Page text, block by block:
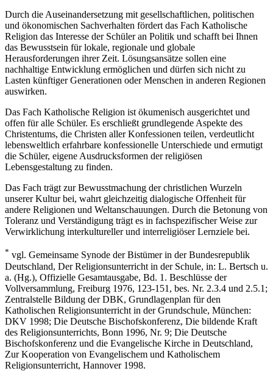
Durch die Auseinandersetzung mit gesellschaftlichen, politischen
und ökonomischen Sachverhalten fördert das Fach Katholische
Religion das Interesse der Schüler an Politik und schafft bei Ihnen
das Bewusstsein für lokale, regionale und globale
Herausforderungen ihrer Zeit. Lösungsansätze sollen eine
nachhaltige Entwicklung ermöglichen und dürfen sich nicht zu
Lasten künftiger Generationen oder Menschen in anderen Regionen
auswirken.
Das Fach Katholische Religion ist ökumenisch ausgerichtet und
offen für alle Schüler. Es erschließt grundlegende Aspekte des
Christentums, die Christen aller Konfessionen teilen, verdeutlicht
lebensweltlich erfahrbare konfessionelle Unterschiede und ermutigt
die Schüler, eigene Ausdrucksformen der religiösen
Lebensgestaltung zu finden.
Das Fach trägt zur Bewusstmachung der christlichen Wurzeln
unserer Kultur bei, wahrt gleichzeitig dialogische Offenheit für
andere Religionen und Weltanschauungen. Durch die Betonung von
Toleranz und Verständigung trägt es in fachspezifischer Weise zur
Verwirklichung interkultureller und interreligiöser Lernziele bei.
* vgl. Gemeinsame Synode der Bistümer in der Bundesrepublik
Deutschland, Der Religionsunterricht in der Schule, in: L. Bertsch u.
a. (Hg.), Offizielle Gesamtausgabe, Bd. 1. Beschlüsse der
Vollversammlung, Freiburg 1976, 123-151, bes. Nr. 2.3.4 und 2.5.1;
Zentralstelle Bildung der DBK, Grundlagenplan für den
Katholischen Religionsunterricht in der Grundschule, München:
DKV 1998; Die Deutsche Bischofskonferenz, Die bildende Kraft
des Religionsunterrichts, Bonn 1996, Nr. 9; Die Deutsche
Bischofskonferenz und die Evangelische Kirche in Deutschland,
Zur Kooperation von Evangelischem und Katholischem
Religionsunterricht, Hannover 1998.